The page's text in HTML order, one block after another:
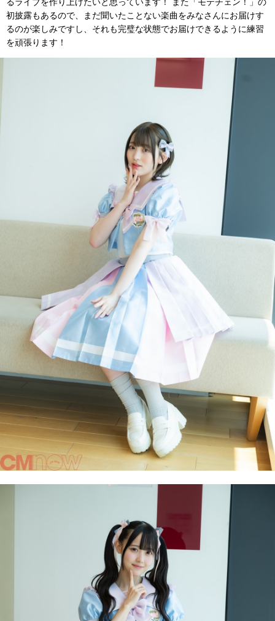
初披露もあるので、まだ聞いたことない楽曲をみなさんにお届けす
るのが楽しみですし、それも完璧な状態でお届けできるように練習
を頑張ります！